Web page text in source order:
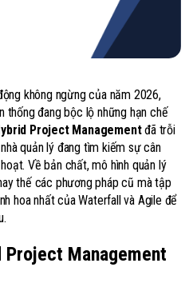
không ngừng của năm 2026,
thống đang bộc lộ những hạn chế
Project Managementđã trỗi
quản lý đang tìm kiếm sự cân
Về bản chất, mô hình quản lý
thế các phương pháp cũ mà tập
hoa nhất của Waterfall và Agile để
Project Management